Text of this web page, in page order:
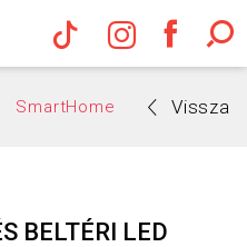
Hama
SmartHome Vissza
BELTÉRI LED